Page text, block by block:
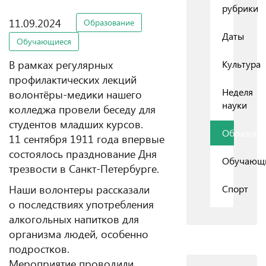
11.09.2024
Образование
Обучающиеся
В рамках регулярных
профилактических лекций
волонтёры-медики нашего
колледжа провели беседу для
студентов младших курсов.
11 сентября 1911 года впервые
состоялось празднование Дня
трезвости в Санкт-Петербурге.
Наши волонтеры рассказали
о последствиях употребления
алкогольных напитков для
организма людей, особенно
подростков.
рубрики
Даты
Культура
Неделя
науки
Спорт